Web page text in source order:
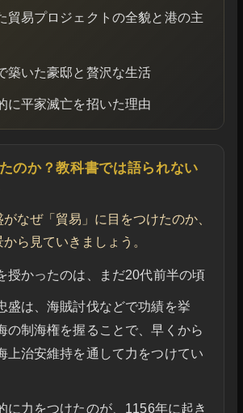
貿易プロジェクトの全貌と港の主
築いた豪邸と贅沢な生活
に平家滅亡を招いた理由
のか？教科書では語られない
なぜ「貿易」に目をつけたのか、
ら見ていきましょう。
授かったのは、まだ20代前半の頃
盛は、海賊討伐などで功績を挙
の制海権を握ることで、早くから
上治安維持を通して力をつけてい
に力をつけたのが、1156年に起き